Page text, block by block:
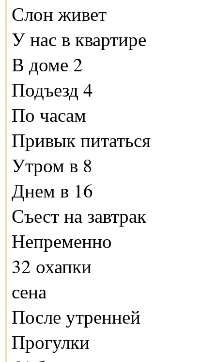
Слон живет
У нас в квартире
В доме 2
Подъезд 4
По часам
Привык питаться
Утром в 8
Днем в 16
Съест на завтрак
Непременно
32 охапки
сена
После утренней
Прогулки